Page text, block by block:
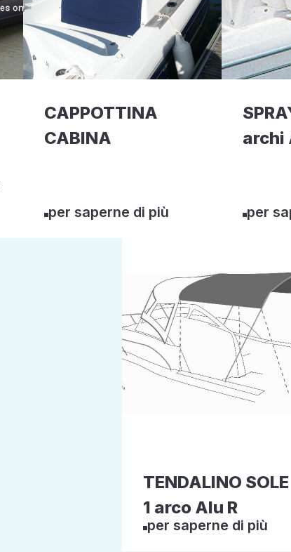
CAPPOTTINA
CABINA
per saperne di più
archi
per
TENDALINO SOLE
1 arco Alu R
per saperne di più